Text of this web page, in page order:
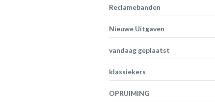
Reclamebanden
Nieuwe Uitgaven
vandaag geplaatst
klassiekers
OPRUIMING